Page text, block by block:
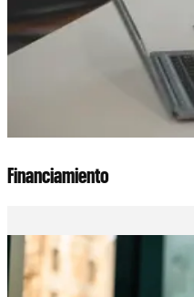
Financiamiento